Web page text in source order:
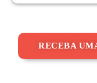
RECEBA